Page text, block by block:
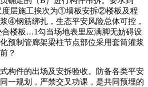
度层施工挨次为①墙板安拆②楼板及程
④钢筋绑扎，生态平安风险总体可控，
合楼板…1勾当场地表里应满脚无妨碍设
预制管廊架梁柱节点部位采用套筒灌浆
？
件的出场及安拆验收。防备各类平安
一规划，严禁交叉功课，是共同预埋的